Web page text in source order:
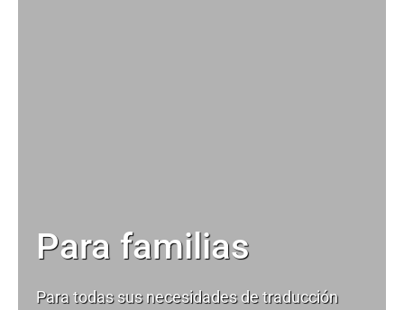
Para familias
Para todas sus necesidades detraducción